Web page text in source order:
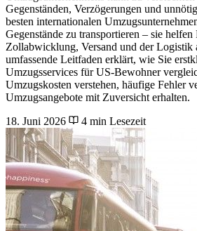
Gegenständen, Verzögerungen und
besten internationalen
Gegenstände zu transportieren – sie
Zollabwicklung, Versand und der Logistik
umfassende Leitfaden erklärt, wie Sie
Umzugsservices für US-Bewohner
Umzugskosten verstehen, häufige Fehler
Umzugsangebote mit Zuversicht erhalten.
18. Juni 2026
4 min Lesezeit